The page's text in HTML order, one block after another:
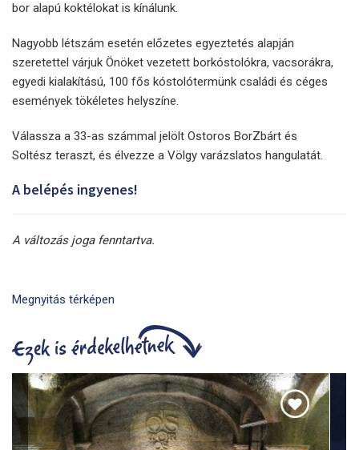
bor alapú koktélokat is kínálunk.
Nagyobb létszám esetén előzetes egyeztetés alapján
szeretettel várjuk Önöket vezetett borkóstolókra, vacsorákra,
egyedi kialakítású, 100 fős kóstolótermünk családi és céges
események tökéletes helyszíne.
Válassza a 33-as számmal jelölt Ostoros BorZbárt és
Soltész teraszt, és élvezze a Völgy varázslatos hangulatát.
A belépés ingyenes!
A változás joga fenntartva.
Megnyitás térképen